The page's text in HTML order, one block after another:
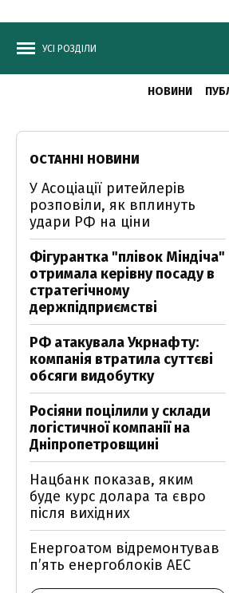
УСІ РОЗДІЛИ
НОВИНИ
ОСТАННІ НОВИНИ
У Асоціації ритейлерів
розповіли, як вплинуть
удари РФ на ціни
Фігурантка "плівок Міндіча"
отримала керівну посаду в
стратегічному
держпідприємстві
РФ атакувала Укрнафту:
компанія втратила суттєві
обсяги видобутку
Росіяни поцілили у склади
логістичної компанії на
Дніпропетровщині
Нацбанк показав, яким
буде курс долара та євро
після вихідних
Енергоатом відремонтував
п’ять енергоблоків АЕС